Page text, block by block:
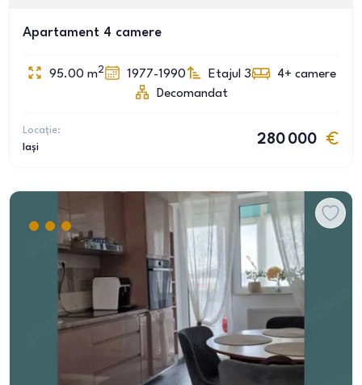
Apartament 4 camere
95.00 m2 1977-1990 Etajul 3 4+ camere
Decomandat
Locație:
Iași
280 000